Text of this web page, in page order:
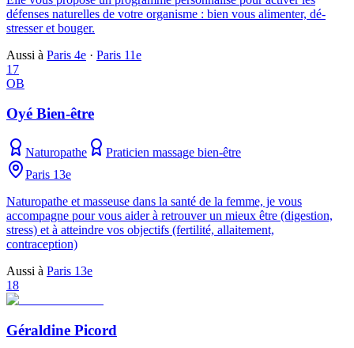
défenses naturelles de votre organisme : bien vous alimenter, dé-
stresser et bouger.
Aussi à Paris 4e · Paris 11e
17
OB
Oyé Bien-être
Naturopathe
Praticien massage bien-être
Paris 13e
Naturopathe et masseuse dans la santé de la femme, je vous
accompagne pour vous aider à retrouver un mieux être (digestion,
stress) et à atteindre vos objectifs (fertilité, allaitement,
contraception)
Aussi à Paris 13e
18
Géraldine Picord